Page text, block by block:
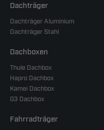
Dachträger
Dachträger Aluminium
Dachträger Stahl
Dachboxen
Thule Dachbox
Hapro Dachbox
Kamei Dachbox
G3 Dachbox
Fahrradträger